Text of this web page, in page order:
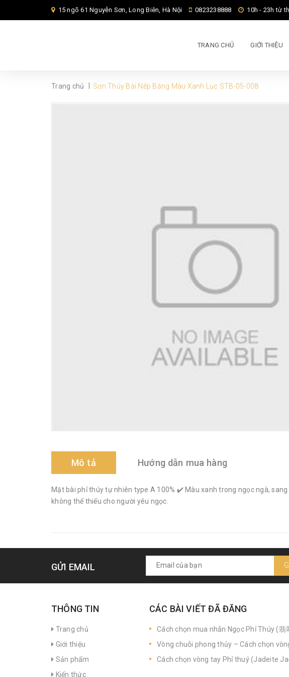
15 ngõ 61 Nguyễn Sơn, Long Biên, Hà Nội 0823238888 10h - 23h từ
TRANG CHỦ GIỚI THIỆU
Trang chủ Sơn Thủy Bài Nếp Băng Màu Xanh Lục STB-05-008
Mô tả Hướng dẫn mua hàng
Mặt bài phỉ thúy tự nhiên type A 100% ✔️ Màu xanh trong ngọc ngà,
không thể thiếu cho người yêu ngọc.
GỬI EMAIL
THÔNG TIN
Trang chủ
Giới thiệu
Sản phẩm
Kiến thức
CÁC BÀI VIẾT ĐÃ ĐĂNG
Cách chọn mua nhẫn Ngọc Phỉ Thúy (翡
Vòng chuỗi phong thủy – Cách chọn
Cách chọn vòng tay Phỉ thuý (Jadeite